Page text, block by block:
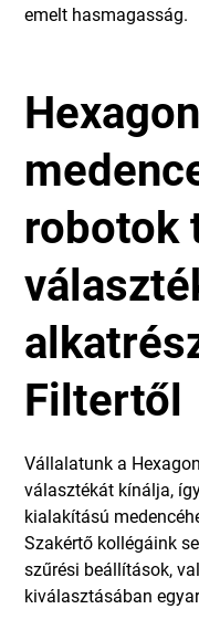
emelt hasmagasság.
robotok
Filtertől
Vállalatunk a
választékát kínálja,
kialakítású
Szakértő kollégáink
szűrési beállítások,
kiválasztásában